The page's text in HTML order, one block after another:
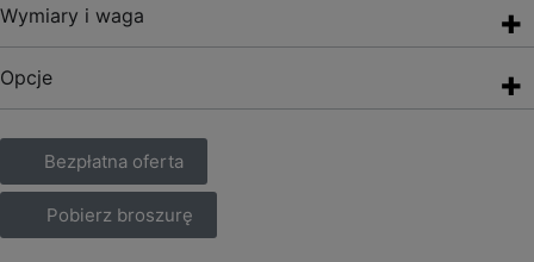
Wymiary i waga
Opcje
Bezpłatna oferta
Pobierz broszurę